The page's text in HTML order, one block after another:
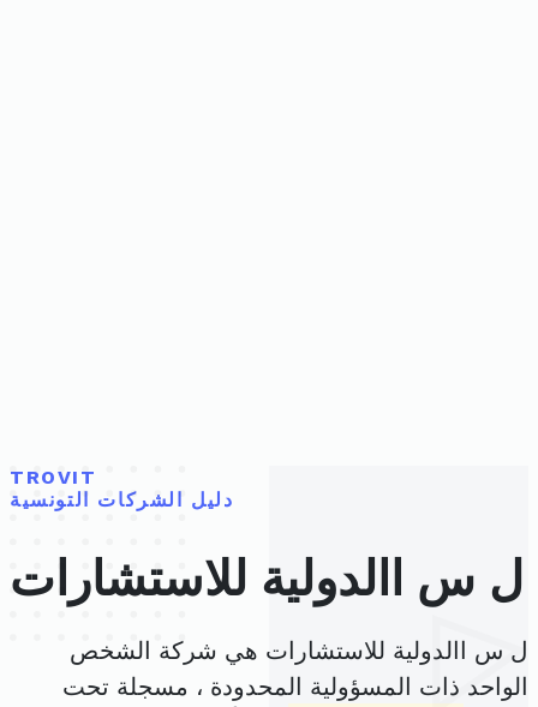
TROVIT
دليل الشركات التونسية
ل س االدولية للاستشارات
ل س االدولية للاستشارات هي شركة الشخص
الواحد ذات المسؤولية المحدودة ، مسجلة تحت